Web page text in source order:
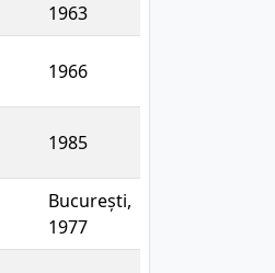
1963
1966
1985
București,
1977